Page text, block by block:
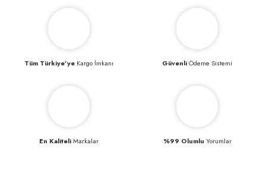
Tüm Türkiye’yeKargo İmkanı GüvenliÖdeme Sistemi
En KaliteliMarkalar %99 Olumlu Yorumlar